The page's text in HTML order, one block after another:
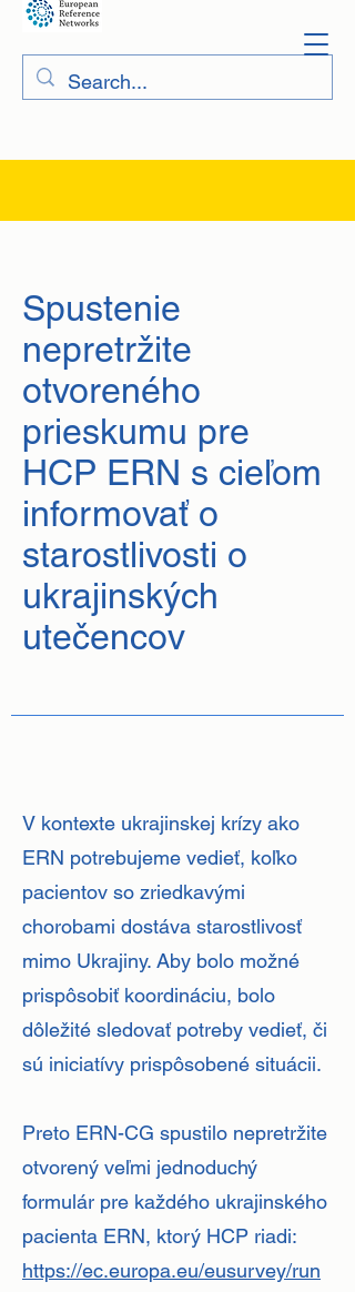
Spustenie
nepretržite
otvoreného
prieskumu pre
HCP ERN s cieľom
informovať o
starostlivosti o
ukrajinských
utečencov
V kontexte ukrajinskej krízy ako
ERN potrebujeme vedieť, koľko
pacientov so zriedkavými
chorobami dostáva starostlivosť
mimo Ukrajiny. Aby bolo možné
prispôsobiť koordináciu, bolo
dôležité sledovať potreby vedieť, či
sú iniciatívy prispôsobené situácii.
Preto ERN-CG spustilo nepretržite
otvorený veľmi jednoduchý
formulár pre každého ukrajinského
pacienta ERN, ktorý HCP riadi:
https://ec.europa.eu/eusurvey/run